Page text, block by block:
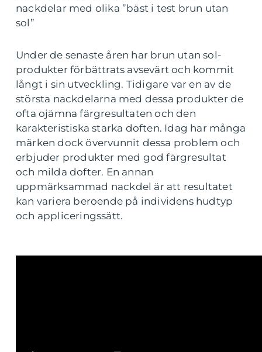
nackdelar med olika ”bäst i test brun utan
sol”
Under de senaste åren har brun utan sol-
produkter förbättrats avsevärt och kommit
långt i sin utveckling. Tidigare var en av de
största nackdelarna med dessa produkter de
ofta ojämna färgresultaten och den
karakteristiska starka doften. Idag har många
märken dock övervunnit dessa problem och
erbjuder produkter med god färgresultat
och milda dofter. En annan
uppmärksammad nackdel är att resultatet
kan variera beroende på individens hudtyp
och appliceringssätt.